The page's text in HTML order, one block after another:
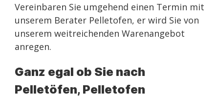
Vereinbaren Sie umgehend einen Termin mit
unserem Berater Pelletofen, er wird Sie von
unserem weitreichenden Warenangebot
anregen.
Ganz egal ob Sie nach
Pelletöfen, Pelletofen